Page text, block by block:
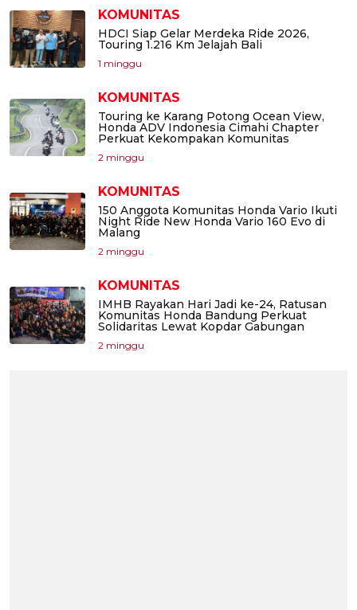
KOMUNITAS
HDCI Siap Gelar Merdeka Ride 2026,
Touring 1.216 Km Jelajah Bali
1 minggu
KOMUNITAS
Touring ke Karang Potong Ocean View,
Honda ADV Indonesia Cimahi Chapter
Perkuat Kekompakan Komunitas
2 minggu
KOMUNITAS
150 Anggota Komunitas Honda Vario Ikuti
Night Ride New Honda Vario 160 Evo di
Malang
2 minggu
KOMUNITAS
IMHB Rayakan Hari Jadi ke-24, Ratusan
Komunitas Honda Bandung Perkuat
Solidaritas Lewat Kopdar Gabungan
2 minggu